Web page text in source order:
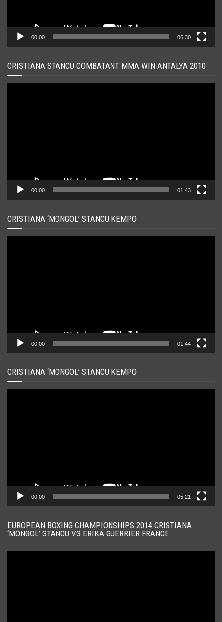
00:00 06:30
CRISTIANA STANCU COMBATANT MMA WIN ANTALYA 2010
00:00 01:43
CRISTIANA ‘MONGOL’ STANCU KEMPO
00:00 01:44
CRISTIANA ‘MONGOL’ STANCU KEMPO
00:00 05:21
EUROPEAN BOXING CHAMPIONSHIPS 2014 CRISTIANA
‘MONGOL’ STANCU VS ERIKA GUERRIER FRANCE